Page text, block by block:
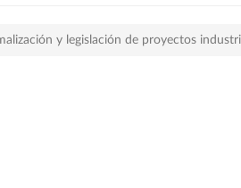
y legislación de proyectos